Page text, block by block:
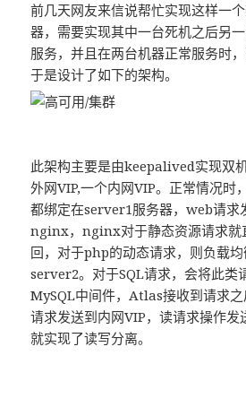
前几天网友来信说帮忙实现这样一
器，需要实现其中一台死机之后另
服务，并且在两台机器正常服务时，
于是设计了如下的架构。
此架构主要是由keepalived实现双
外网VIP,一个内网VIP。正常情况时
都绑定在server1服务器，web请求
nginx，nginx对于静态资源请求就
回，对于php的动态请求，则负载
server2。对于SQL请求，会将此类
MySQL中间件，Atlas接收到请求
请求发送到内网VIP，读请求操作
就实现了读写分离。